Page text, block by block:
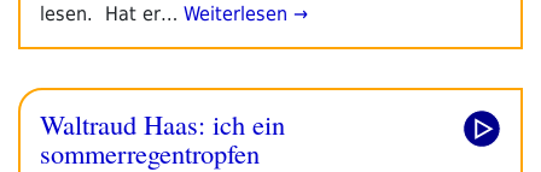
lesen. Hat er… Weiterlesen →
Waltraud Haas: ich ein
sommerregentropfen